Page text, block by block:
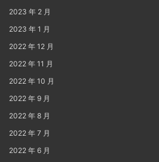
2023 年 2 月
2023 年 1 月
2022 年 12 月
2022 年 11 月
2022 年 10 月
2022 年 9 月
2022 年 8 月
2022 年 7 月
2022 年 6 月